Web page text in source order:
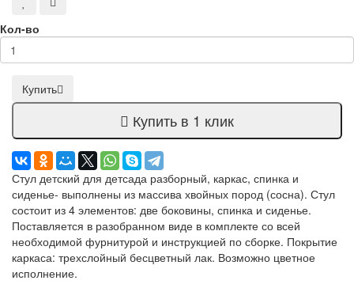
Кол-во
Купить
Купить в 1 клик
Стул детский для детсада разборный, каркас, спинка и
сиденье- выполнены из массива хвойных пород (сосна). Стул
состоит из 4 элементов: две боковины, спинка и сиденье.
Поставляется в разобранном виде в комплекте со всей
необходимой фурнитурой и инструкцией по сборке. Покрытие
каркаса: трехслойный бесцветный лак. Возможно цветное
исполнение.